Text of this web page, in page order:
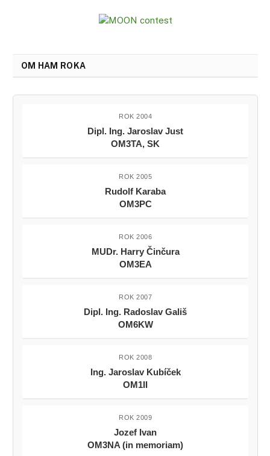
OM HAM ROKA
ROK 2004
Dipl. Ing. Jaroslav Just
OM3TA, SK
ROK 2005
Rudolf Karaba
OM3PC
ROK 2006
MUDr. Harry Činčura
OM3EA
ROK 2007
Dipl. Ing. Radoslav Gališ
OM6KW
ROK 2008
Ing. Jaroslav Kubíček
OM1II
ROK 2009
Jozef Ivan
OM3NA (in memoriam)